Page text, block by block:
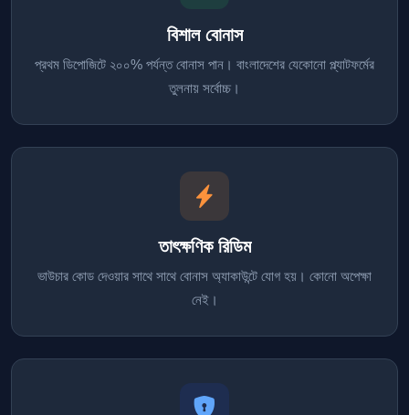
বিশাল বোনাস
প্রথম ডিপোজিটে ২০০% পর্যন্ত বোনাস পান। বাংলাদেশের যেকোনো প্ল্যাটফর্মের
তুলনায় সর্বোচ্চ।
তাৎক্ষণিক রিডিম
ভাউচার কোড দেওয়ার সাথে সাথে বোনাস অ্যাকাউন্টে যোগ হয়। কোনো অপেক্ষা
নেই।